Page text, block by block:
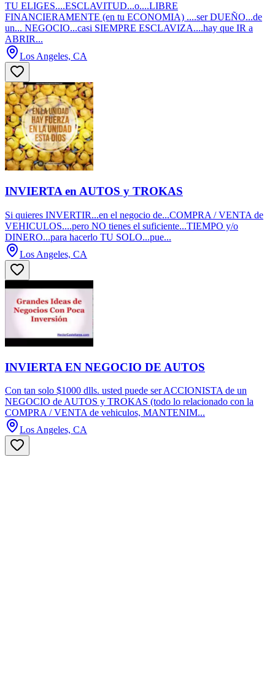
TU ELIGES....ESCLAVITUD...o....LIBRE
FINANCIERAMENTE (en tu ECONOMIA) ....ser DUEÑO...de
un... NEGOCIO...casi SIEMPRE ESCLAVIZA....hay que IR a
ABRIR...
Los Angeles, CA
INVIERTA en AUTOS y TROKAS
Si quieres INVERTIR...en el negocio de...COMPRA / VENTA de
VEHICULOS....pero NO tienes el suficiente...TIEMPO y/o
DINERO...para hacerlo TU SOLO...pue...
Los Angeles, CA
INVIERTA EN NEGOCIO DE AUTOS
Con tan solo $1000 dlls. usted puede ser ACCIONISTA de un
NEGOCIO de AUTOS y TROKAS (todo lo relacionado con la
COMPRA / VENTA de vehiculos, MANTENIM...
Los Angeles, CA